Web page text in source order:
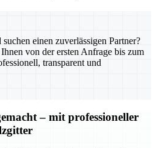
einen zuverlässigen Partner?
von der ersten Anfrage bis zum
transparent und
– mit professioneller